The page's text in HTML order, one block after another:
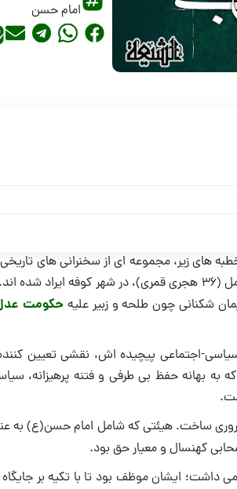
امام حسن
های زیر، مجموعه ای از سخنرانی های
که در حساس ترین مقطع تاریخ اسلام، یعنی پیش از آغاز جنگ جمل (۳۶ هجری
شکنانی چون طلحه و زبیر علیه حکومت
اجتماعی پیچیده اش، نقشی تعیین
بهانه حفظ بی طرفی و فتنه پرهیزانه،
ساخت. هیئتی که شامل امام حسن(ع) به
کهنسال و معیار حق بود.
داشت؛ ایشان موظف بود تا با تکیه بر